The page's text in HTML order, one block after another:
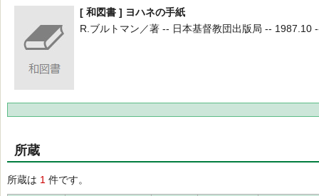
[ 和図書 ] ヨハネの手紙
R.ブルトマン／著 -- 日本基督教団出版局 -- 1987.10
所蔵
所蔵は 1 件です。